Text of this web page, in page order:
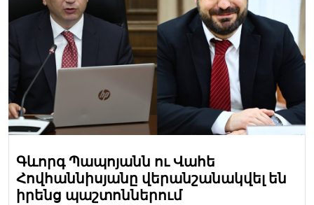
Գևորգ Պապոյանն ու Վահե
Հովհաննիսյանը վերանշանակվել են
իրենց պաշտոններում